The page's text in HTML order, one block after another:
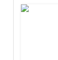
✔ Zwart-wit